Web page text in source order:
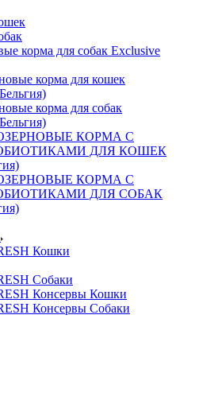
корма для собак Exclusive
корма для кошек
корма для собак
КОРМА С
ДЛЯ КОШЕК
КОРМА С
ДЛЯ СОБАК
Кошки
Собаки
Консервы Кошки
Консервы Собаки